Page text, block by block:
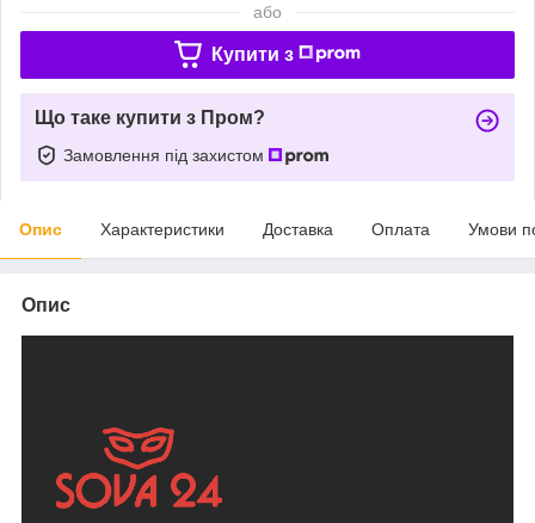
або
Купити з
Що таке купити з Пром?
Замовлення під захистом
Опис Характеристики Доставка Оплата Умови
Опис